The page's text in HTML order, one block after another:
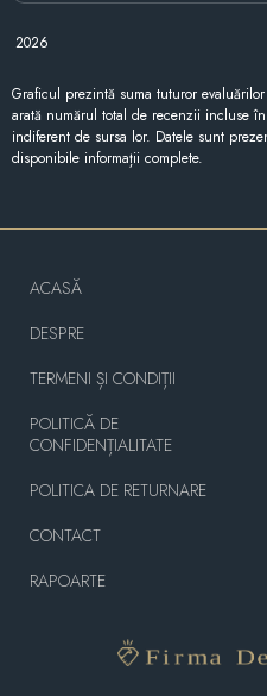
2026
Graficul prezintă suma tuturor
arată numărul total de recenzii incluse
indiferent de sursa lor. Datele sunt
disponibile informații complete.
ACASĂ
DESPRE
TERMENI ȘI CONDIȚII
POLITICĂ DE
CONFIDENȚIALITATE
POLITICA DE RETURNARE
CONTACT
RAPOARTE